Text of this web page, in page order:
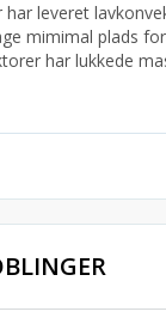
har leveret
mimimal plads
har lukkede